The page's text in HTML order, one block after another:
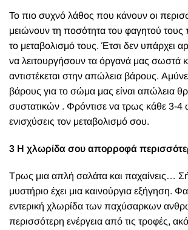
Το πιο συχνό λάθος που κάνουν οι
μειώνουν τη ποσότητα του φαγητού
το μεταβολισμό τους. Έτσι δεν υπάρχει
να λειτουργήσουν τα όργανά μας σωστά
αντιστέκεται στην απώλεια βάρους.
βάρους για το σώμα μας είναι απώλεια
συστατικών . Φρόντισε να τρως κάθε 3-4
ενισχύσεις τον μεταβολισμό σου.
3 Η χλωρίδα σου απορροφά
Τρως μια απλή σαλάτα και παχαίνεις…
μυστήριο έχει μια καινούργια εξήγηση.
εντερική χλωρίδα των παχύσαρκων
περισσότερη ενέργεια από τις τροφές,